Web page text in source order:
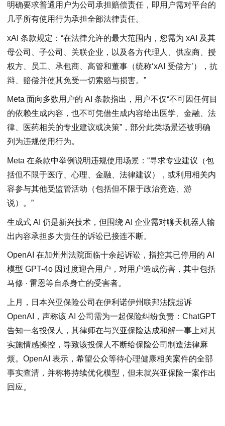
明确要求普通用户为公司承担赔偿责任，即用户需对平台的
几乎所有使用行为承担全部法律责任。
xAI 条款规定：“在法律允许的最大范围内，您需为 xAI 及其
母公司、子公司、关联企业，以及各方代理人、供应商、授
权方、员工、承包商、高管和董事（统称‘xAI 受偿方’），抗
辩、赔偿并使其免受一切索赔与损害。”
Meta 面向多数用户的 AI 条款指出，用户不仅“不可因任何目
的依赖生成内容，也不可凭借生成内容给出医学、金融、法
律、医药相关的专业建议或决策”，部分此类场景还被明确
列为违规使用行为。
Meta 在条款中举例说明违规使用场景：“寻求专业建议（包
括但不限于医疗、心理、金融、法律建议），或利用相关内
容参与其他受监管活动（包括但不限于政治竞选、游
说）。”
生成式 AI 仍是新兴技术，但围绕 AI 企业需对聊天机器人输
出内容承担多大责任的诉讼已接连不断。
OpenAI 在加州州法院面临十余起诉讼，指控其已停用的 AI
模型 GPT-4o 因过度迎合用户，对用户造成伤害，其中包括
马修 · 雷恩等自杀身亡的受害者。
上月，日本兴亚保险公司在伊利诺伊州联邦法院起诉
OpenAI，声称该 AI 公司需为一起保险纠纷负责：ChatGPT
告知一名投保人，其律师在与兴亚保险达成和解一事上对其
实施情感操控，导致该投保人不断给保险公司制造法律麻
烦。OpenAI 表示，希望公众等待心理健康相关案件的全部
事实查清，并称将持续优化模型，但未就兴亚保险一案作出
回应。